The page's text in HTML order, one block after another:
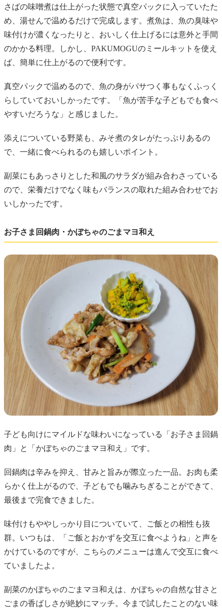
さばの味噌煮は仕上がった状態で真空パックに入っていたた
め、湯せんで温めるだけで完成します。煮魚は、魚の臭味や
味付けが濃くなったりと、おいしく仕上げるには意外と手間
のかかる料理。しかし、PAKUMOGUのミールキットを使え
ば、簡単に仕上がるので便利です。
真空パックで温めるので、魚の身がパサつく事もなくふっく
らしていておいしかったです。「魚が苦手な子どもでも食べ
やすいだろうな」と感じました。
添えについている野菜も、みそ煮のタレがたっぷりあるの
で、一緒に食べられるのも嬉しいポイント。
副菜にもあっさりとした和風のサラダが組み合わさっている
ので、栄養だけでなく味もバランスの取れた組み合わせでお
いしかったです。
お子さま回鍋肉・かぼちゃのごまマヨ和え
子ども向けにマイルドな味わいになっている「お子さま回鍋
肉」と「かぼちゃのごまマヨ和え」です。
回鍋肉は辛みを抑え、甘みと旨みが際立った一品。お肉も柔
らかく仕上がるので、子どもでも噛みちぎることができて、
最後まで完食できました。
味付けもややしっかり目についていて、ご飯との相性も抜
群。いつもは、「ご飯とおかずを交互に食べようね」と声を
かけているのですが、こちらのメニューは進んで交互に食べ
ていましたよ。
副菜のかぼちゃのごまマヨ和えは、かぼちゃの自然な甘さと
ごまの香ばしさが絶妙にマッチ。今まで試したことのない味